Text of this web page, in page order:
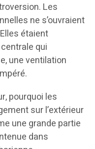
Les
ne s’ouvraient
étaient
qui
une ventilation
pourquoi les
sur l’extérieur
une grande partie
dans